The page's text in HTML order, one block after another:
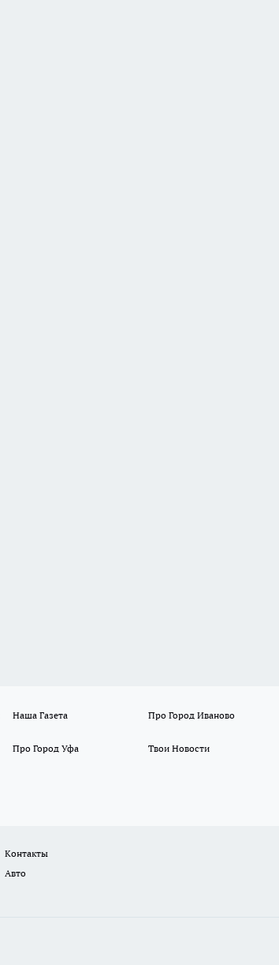
Наша Газета Про Город Иваново
Про Город Уфа Твои Новости
Контакты
Авто